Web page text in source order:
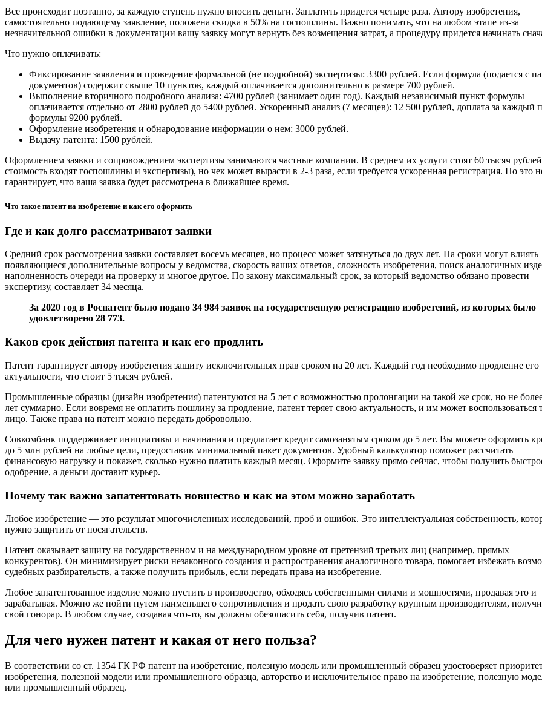
Все происходит поэтапно, за каждую ступень нужно вносить деньги. Заплатить придется четыре раза. Автору изобретения,
самостоятельно подающему заявление, положена скидка в 50% на госпошлины. Важно понимать, что на любом этапе из-за
незначительной ошибки в документации вашу заявку могут вернуть без возмещения затрат, а процедуру придется начинать
Что нужно оплачивать:
Фиксирование заявления и проведение формальной (не подробной) экспертизы: 3300 рублей. Если формула (подается с
документов) содержит свыше 10 пунктов, каждый оплачивается дополнительно в размере 700 рублей.
Выполнение вторичного подробного анализа: 4700 рублей (занимает один год). Каждый независимый пункт формулы
оплачивается отдельно от 2800 рублей до 5400 рублей. Ускоренный анализ (7 месяцев): 12 500 рублей, доплата за каждый
формулы 9200 рублей.
Оформление изобретения и обнародование информации о нем: 3000 рублей.
Выдачу патента: 1500 рублей.
Оформлением заявки и сопровождением экспертизы занимаются частные компании. В среднем их услуги стоят 60 тысяч
стоимость входят госпошлины и экспертизы), но чек может вырасти в 2-3 раза, если требуется ускоренная регистрация. Но это
гарантирует, что ваша заявка будет рассмотрена в ближайшее время.
Что такое патент на изобретение и как его оформить
Где и как долго рассматривают заявки
Средний срок рассмотрения заявки составляет восемь месяцев, но процесс может затянуться до двух лет. На сроки могут влиять
появляющиеся дополнительные вопросы у ведомства, скорость ваших ответов, сложность изобретения, поиск аналогичных
наполненность очереди на проверку и многое другое. По закону максимальный срок, за который ведомство обязано провести
экспертизу, составляет 34 месяца.
За 2020 год в Роспатент было подано 34 984 заявок на государственную регистрацию изобретений, из которых было
удовлетворено 28 773.
Каков срок действия патента и как его продлить
Патент гарантирует автору изобретения защиту исключительных прав сроком на 20 лет. Каждый год необходимо продление его
актуальности, что стоит 5 тысяч рублей.
Промышленные образцы (дизайн изобретения) патентуются на 5 лет с возможностью пролонгации на такой же срок, но не
лет суммарно. Если вовремя не оплатить пошлину за продление, патент теряет свою актуальность, и им может воспользоваться
лицо. Также права на патент можно передать добровольно.
Совкомбанк поддерживает инициативы и начинания и предлагает кредит самозанятым сроком до 5 лет. Вы можете оформить
до 5 млн рублей на любые цели, предоставив минимальный пакет документов. Удобный калькулятор поможет рассчитать
финансовую нагрузку и покажет, сколько нужно платить каждый месяц. Оформите заявку прямо сейчас, чтобы получить
одобрение, а деньги доставит курьер.
Почему так важно запатентовать новшество и как на этом можно заработать
Любое изобретение — это результат многочисленных исследований, проб и ошибок. Это интеллектуальная собственность,
нужно защитить от посягательств.
Патент оказывает защиту на государственном и на международном уровне от претензий третьих лиц (например, прямых
конкурентов). Он минимизирует риски незаконного создания и распространения аналогичного товара, помогает избежать
судебных разбирательств, а также получить прибыль, если передать права на изобретение.
Любое запатентованное изделие можно пустить в производство, обходясь собственными силами и мощностями, продавая это и
зарабатывая. Можно же пойти путем наименьшего сопротивления и продать свою разработку крупным производителям,
свой гонорар. В любом случае, создавая что-то, вы должны обезопасить себя, получив патент.
Для чего нужен патент и какая от него польза?
В соответствии со ст. 1354 ГК РФ патент на изобретение, полезную модель или промышленный образец удостоверяет
изобретения, полезной модели или промышленного образца, авторство и исключительное право на изобретение, полезную
или промышленный образец.